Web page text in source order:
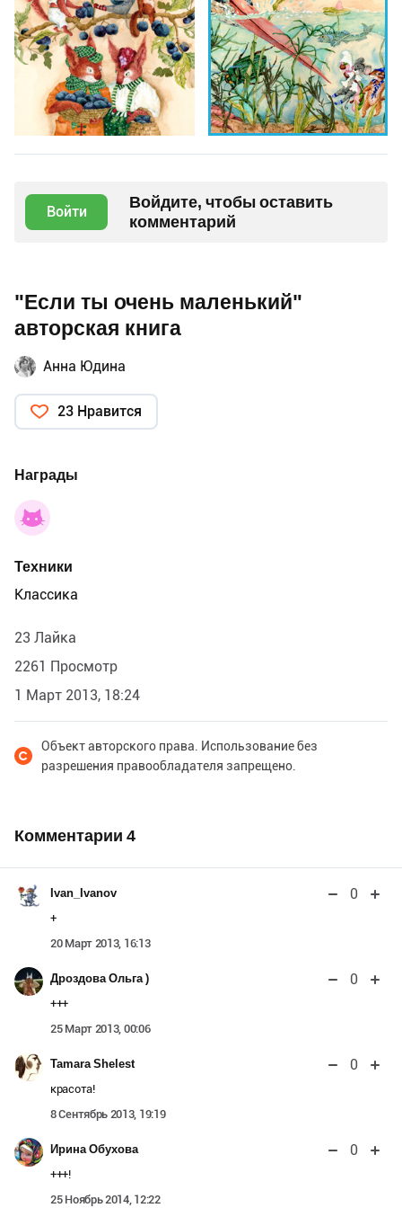
Войти
Войдите, чтобы оставить
комментарий
"Если ты очень маленький"
авторская книга
Анна Юдина
23 Нравится
Награды
Техники
Классика
23 Лайка
2261 Просмотр
1 Март 2013, 18:24
Объект авторского права. Использование без
разрешения правообладателя запрещено.
Комментарии 4
Ivan_Ivanov 0
+
20 Март 2013, 16:13
Дроздова Ольга ) 0
+++
25 Март 2013, 00:06
Tamara Shelest 0
красота!
8 Сентябрь 2013, 19:19
Ирина Обухова 0
+++!
25 Ноябрь 2014, 12:22